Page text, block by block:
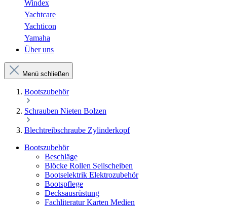
Windex
Yachtcare
Yachticon
Yamaha
Über uns
Menü schließen
Bootszubehör
Schrauben Nieten Bolzen
Blechtreibschraube Zylinderkopf
Bootszubehör
Beschläge
Blöcke Rollen Seilscheiben
Bootselektrik Elektrozubehör
Bootspflege
Decksausrüstung
Fachliteratur Karten Medien